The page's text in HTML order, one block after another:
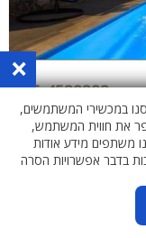
055-4538382
×
במכשירי המשתמשים,
את חווית המשתמש,
משתפים מידע אודות
בדבר אפשרויות הסרה